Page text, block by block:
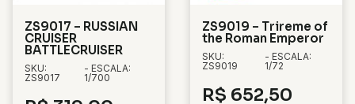
ZS9017 – RUSSIAN
CRUISER
BATTLECRUISER
SKU:
ZS9017
- ESCALA:
1/700
ZS9019 – Trireme of
the Roman Emperor
SKU:
ZS9019
- ESCALA:
1/72
R$ 652,50